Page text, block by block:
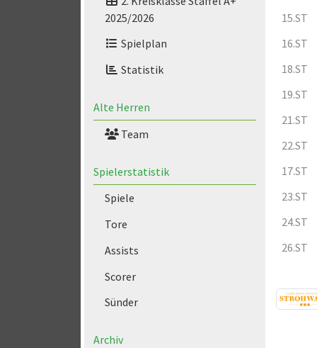
2025/2026
Spielplan
Statistik
Alte Herren
Team
Spielerstatistik
Spiele
Tore
Assists
Scorer
Sünder
Archiv
15.ST
16.ST
18.ST
19.ST
21.ST
22.ST
17.ST
23.ST
24.ST
26.ST